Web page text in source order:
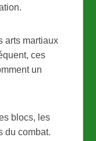
arts martiaux
ces
un
blocs, les
du combat.